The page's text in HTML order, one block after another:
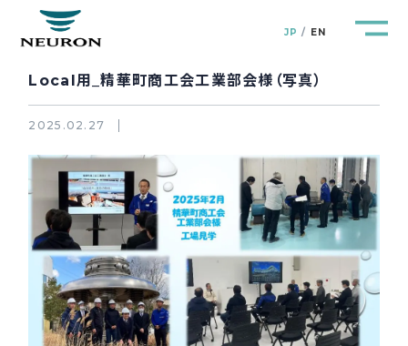
JP EN
管路防災研究所 Pipeline Resilience Lab.
企業情報 Company
製品＆サービス Products&Service
研究開発 R&D
Local用_精華町商工会工業部会様（写真）
2025.02.27